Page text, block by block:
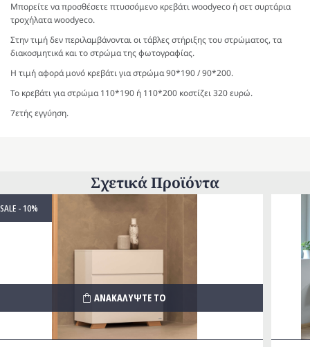
Μπορείτε να προσθέσετε πτυσσόμενο κρεβάτι woodyeco ή σετ συρτάρια
τροχήλατα woodyeco.
Στην τιμή δεν περιλαμβάνονται οι τάβλες στήριξης του στρώματος, τα
διακοσμητικά και το στρώμα της φωτογραφίας.
Η τιμή αφορά μονό κρεβάτι για στρώμα 90*190 / 90*200.
Το κρεβάτι για στρώμα 110*190 ή 110*200 κοστίζει 320 ευρώ.
7ετής εγγύηση.
Σχετικά Προϊόντα
SALE - 10%
ΑΝΑΚΑΛΥΨΤΕ ΤΟ